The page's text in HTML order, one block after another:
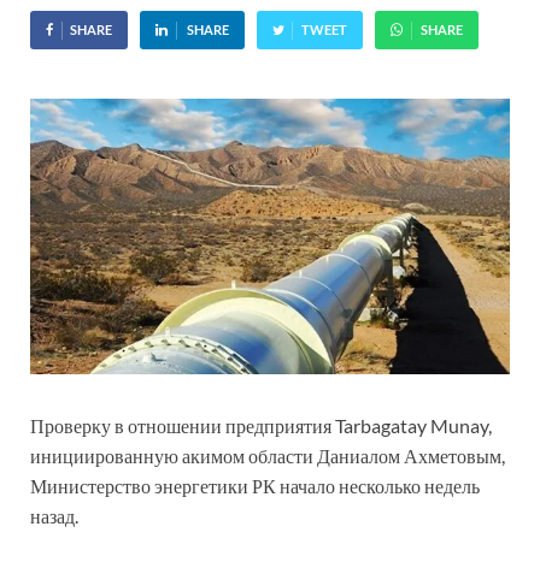
SHARE SHARE TWEET SHARE
Проверку в отношении предприятия Tarbagatay Munay,
инициированную акимом области Даниалом Ахметовым,
Министерство энергетики РК начало несколько недель
назад.